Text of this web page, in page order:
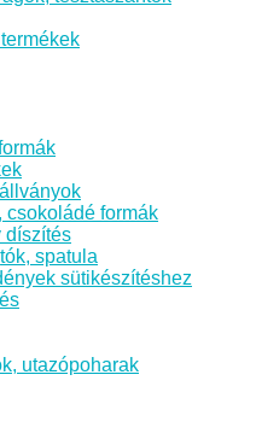
csokoládé formák
díszítés
spatula
sütikészítéshez
utazópoharak